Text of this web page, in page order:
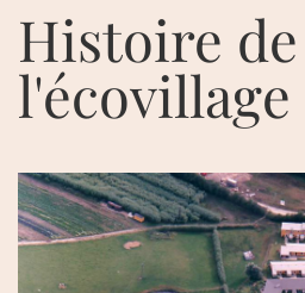
Histoire de
l'écovillage